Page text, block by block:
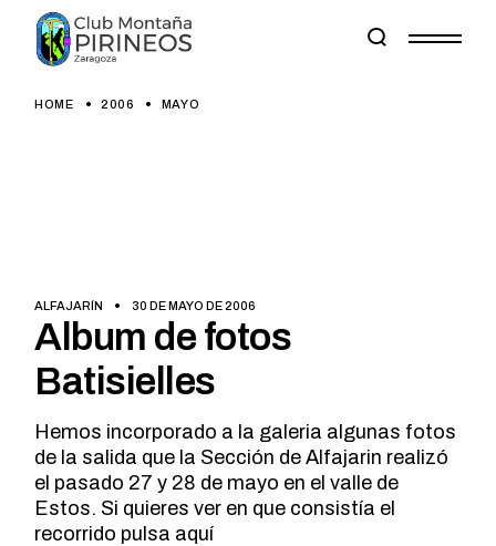
content
HOME 2006 MAYO
ALFAJARÍN 30 DE MAYO DE 2006
Album de fotos
Batisielles
Hemos incorporado a la galeria algunas fotos
de la salida que la Sección de Alfajarin realizó
el pasado 27 y 28 de mayo en el valle de
Estos. Si quieres ver en que consistía el
recorrido pulsa aquí